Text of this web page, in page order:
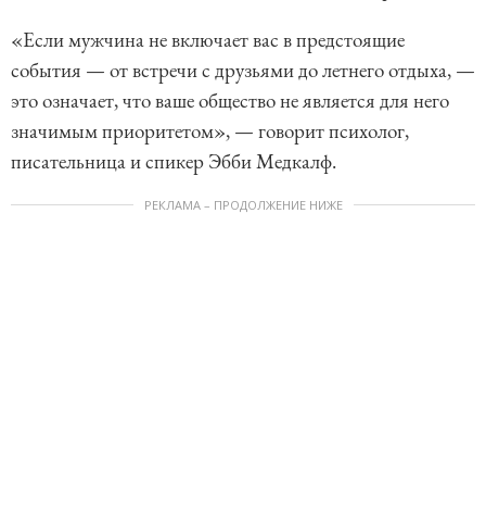
«Если мужчина не включает вас в предстоящие
события — от встречи с друзьями до летнего отдыха, —
это означает, что ваше общество не является для него
значимым приоритетом», — говорит психолог,
писательница и спикер Эбби Медкалф.
РЕКЛАМА – ПРОДОЛЖЕНИЕ НИЖЕ